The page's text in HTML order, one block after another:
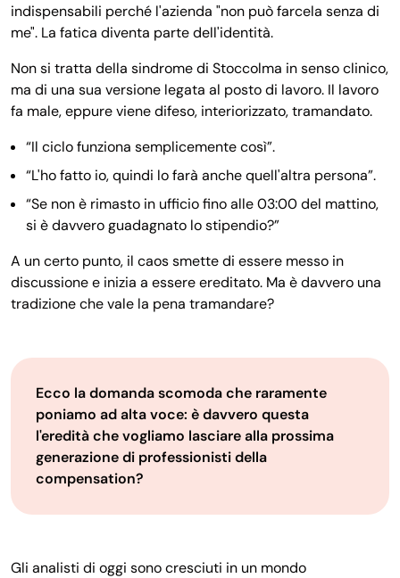
indispensabili perché l'azienda "non può farcela senza di
me". La fatica diventa parte dell'identità.
Non si tratta della sindrome di Stoccolma in senso clinico,
ma di una sua versione legata al posto di lavoro. Il lavoro
fa male, eppure viene difeso, interiorizzato, tramandato.
“Il ciclo funziona semplicemente così”.
“L'ho fatto io, quindi lo farà anche quell'altra persona”.
“Se non è rimasto in ufficio fino alle 03:00 del mattino,
si è davvero guadagnato lo stipendio?”
A un certo punto, il caos smette di essere messo in
discussione e inizia a essere ereditato. Ma è davvero una
tradizione che vale la pena tramandare?
Ecco la domanda scomoda che raramente
poniamo ad alta voce: è davvero questa
l'eredità che vogliamo lasciare alla prossima
generazione di professionisti della
compensation?
Gli analisti di oggi sono cresciuti in un mondo